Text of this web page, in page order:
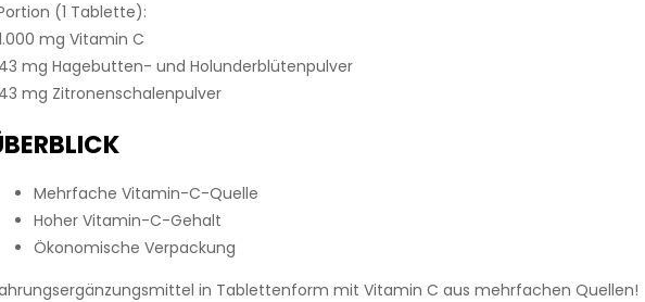
(1 Tablette):
mg Vitamin C
mg Hagebutten- und Holunderblütenpulver
mg Zitronenschalenpulver
Mehrfache Vitamin-C-Quelle
Hoher Vitamin-C-Gehalt
Ökonomische Verpackung
in Tablettenform mit Vitamin C aus mehrfachen Quellen!